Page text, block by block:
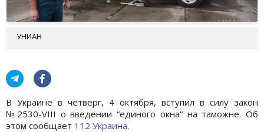
УНИАН
В Украине в четверг, 4 октября, вступил в силу закон
№2530-VIII о введении “единого окна“ на таможне. Об
этом сообщает 112 Украина.